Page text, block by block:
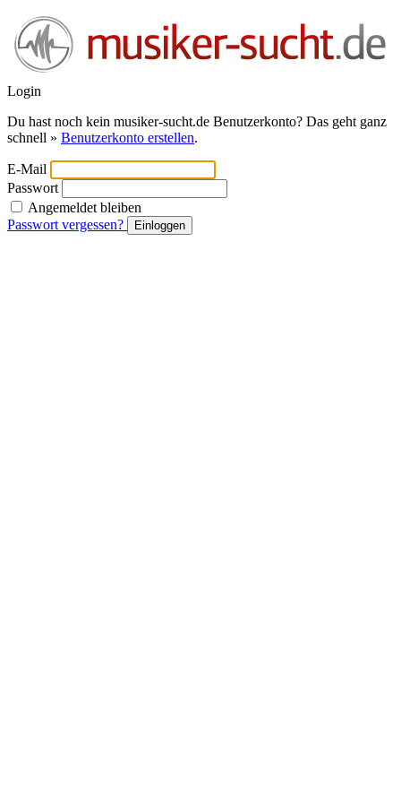
Login
Du hast noch kein musiker-sucht.de Benutzerkonto? Das geht ganz
schnell » Benutzerkonto erstellen.
E-Mail
Passwort
Angemeldet bleiben
Passwort vergessen?
Einloggen